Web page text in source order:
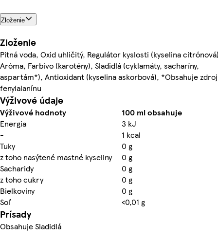
Zloženie
Zloženie
Pitná voda, Oxid uhličitý, Regulátor kyslosti (kyselina
Aróma, Farbivo (karotény), Sladidlá (cyklamáty, sacharíny,
aspartám*), Antioxidant (kyselina askorbová), *Obsahuje zdroj
fenylalanínu
Výživové údaje
Výživové hodnoty
100 ml obsahuje
Energia
3 kJ
-
1 kcal
Tuky
0 g
z toho nasýtené mastné kyseliny
0 g
Sacharidy
0 g
z toho cukry
0 g
Bielkoviny
0 g
Soľ
<0,01 g
Prísady
Obsahuje Sladidlá